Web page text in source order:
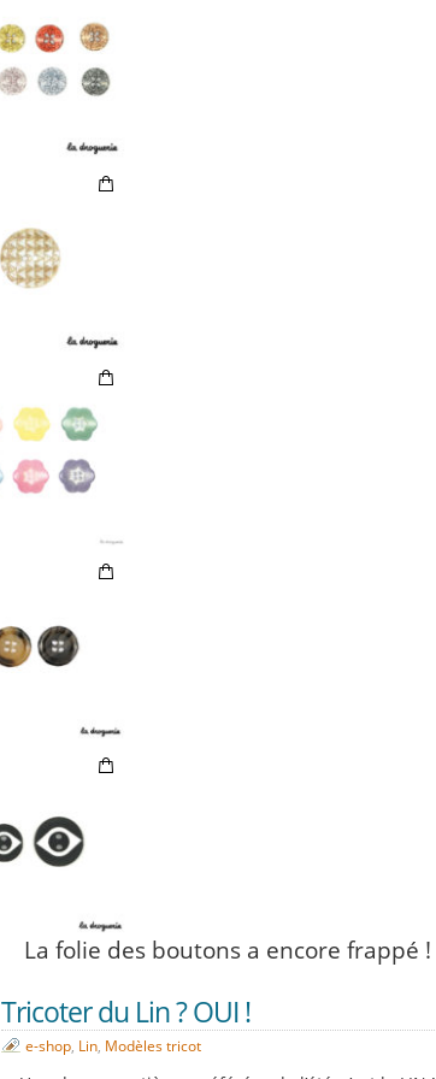
La folie des boutons a encore frappé !
Tricoter du Lin ? OUI !
e-shop, Lin, Modèles tricot